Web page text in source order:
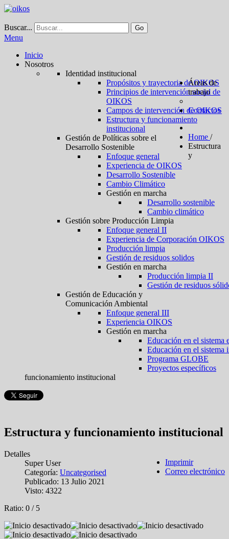
Buscar... Go
Menu
Inicio
Nosotros
Identidad institucional
Propósitos y trayectoria de OIKOS
Principios de intervención social de
OIKOS
Campos de intervención de OIKOS
Estructura y funcionamiento
institucional
Áreas de
trabajo
Gestión de Políticas sobre el
Desarrollo Sostenible
Enfoque general
Experiencia de OIKOS
Desarrollo Sostenible
Cambio Climático
Gestión en marcha
Desarrollo sostenible
Cambio climático
Gestión sobre Producción Limpia
Enfoque general II
Experiencia de Corporación OIKOS
Producción limpia
Gestión de residuos solidos
Gestión en marcha
Producción limpia II
Gestión de residuos
Gestión de Educación y
Comunicación Ambiental
Enfoque general III
Experiencia OIKOS
Gestión en marcha
Educación en el sistema
Educación en el sistema
Programa GLOBE
Proyectos específicos
Contactos
Home /
Estructura
y
funcionamiento institucional
Estructura y funcionamiento institucional
Imprimir
Correo electrónico
Detalles
Super User
Categoría: Uncategorised
Publicado: 13 Julio 2021
Visto: 4322
Ratio: 0 / 5